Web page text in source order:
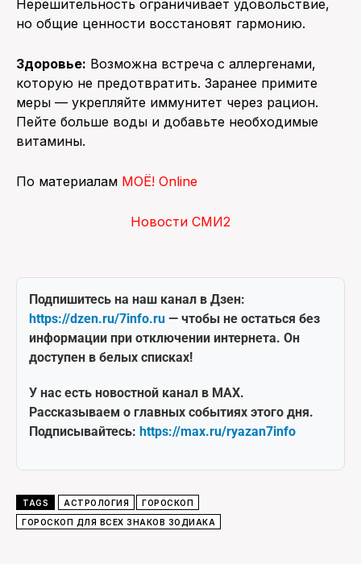
Нерешительность ограничивает удовольствие,
но общие ценности восстановят гармонию.
Здоровье: Возможна встреча с аллергенами,
которую не предотвратить. Заранее примите
меры — укрепляйте иммунитет через рацион.
Пейте больше воды и добавьте необходимые
витамины.
По материалам МОЁ! Online
Новости СМИ2
Подпишитесь на наш канал в Дзен:
https://dzen.ru/7info.ru — чтобы не остаться без
информации при отключении интернета. Он
доступен в белых списках!
У нас есть новостной канал в MAX.
Рассказываем о главных событиях этого дня.
Подписывайтесь: https://max.ru/ryazan7info
TAGS АСТРОЛОГИЯ
ГОРОСКОП
ГОРОСКОП ДЛЯ ВСЕХ ЗНАКОВ ЗОДИАКА